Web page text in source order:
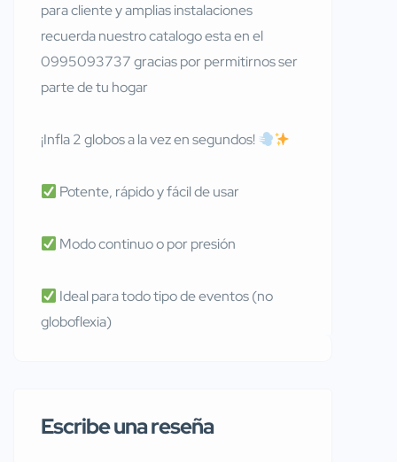
para cliente y amplias instalaciones
recuerda nuestro catalogo esta en el
0995093737 gracias por permitirnos ser
parte de tu hogar
¡Infla 2 globos a la vez en segundos!
Potente, rápido y fácil de usar
Modo continuo o por presión
Ideal para todo tipo de eventos (no
globoflexia)
Escribe una reseña